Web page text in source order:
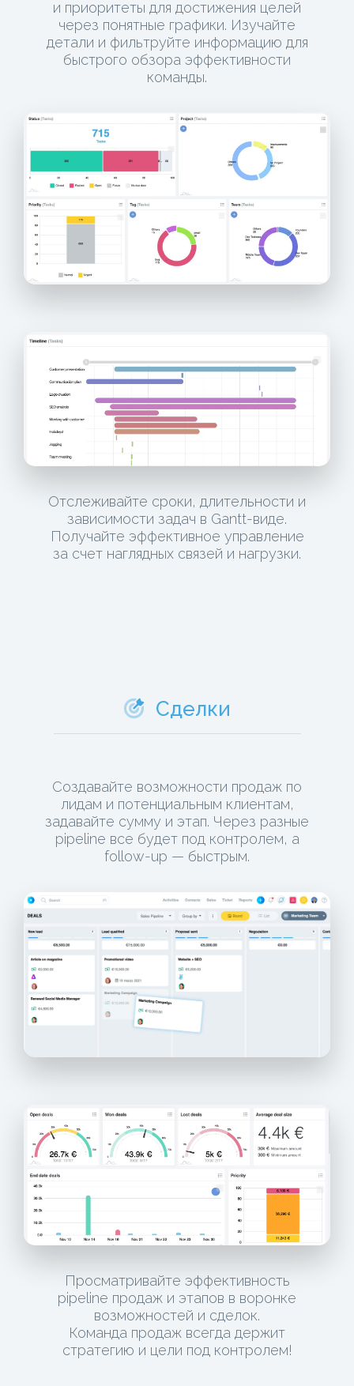
и приоритеты для достижения целей
через понятные графики. Изучайте
детали и фильтруйте информацию для
быстрого обзора эффективности
команды.
Отслеживайте сроки, длительности и
зависимости задач в Gantt-виде.
Получайте эффективное управление
за счет наглядных связей и нагрузки.
Сделки
Создавайте возможности продаж по
лидам и потенциальным клиентам,
задавайте сумму и этап. Через разные
pipeline все будет под контролем, а
follow-up — быстрым.
Просматривайте эффективность
pipeline продаж и этапов в воронке
возможностей и сделок.
Команда продаж всегда держит
стратегию и цели под контролем!